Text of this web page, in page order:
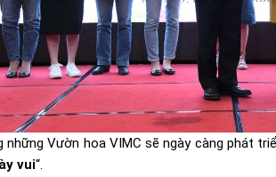
những Vườn hoa VIMC sẽ ngày càng phát
vui“.